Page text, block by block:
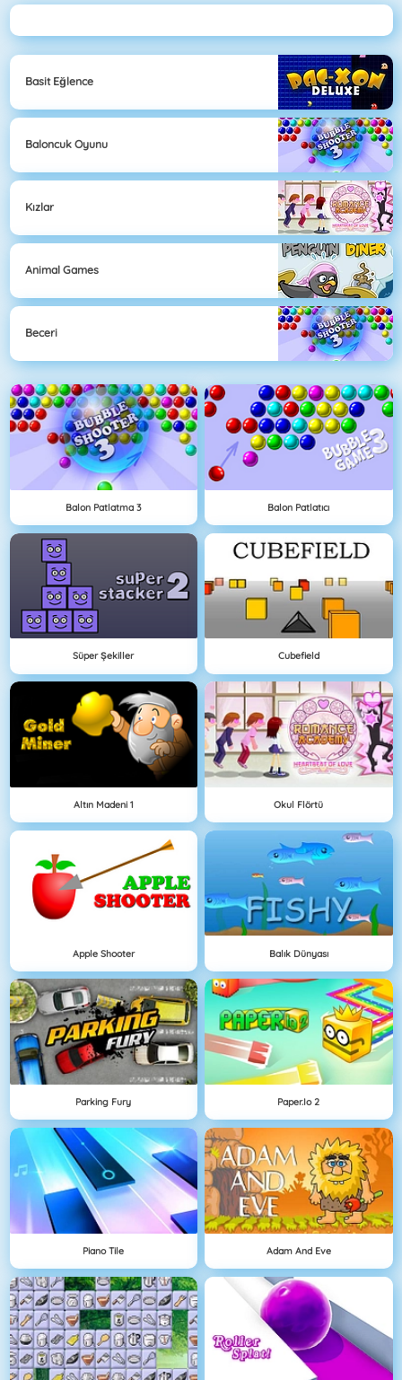
Basit Eğlence
Baloncuk Oyunu
Kızlar
Animal Games
Beceri
Balon Patlatma 3 Balon Patlatıcı
Süper Şekiller Cubefield
Altın Madeni 1 Okul Flörtü
Apple Shooter Balık Dünyası
Parking Fury Paper.io 2
Piano Tile Adam And Eve